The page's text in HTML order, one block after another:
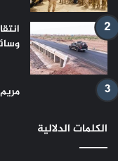
الكلمات الدلالية